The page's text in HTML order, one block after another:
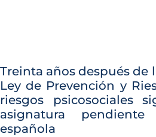
Treinta años después de
Ley de Prevención y
riesgos psicosociales
asignatura
española